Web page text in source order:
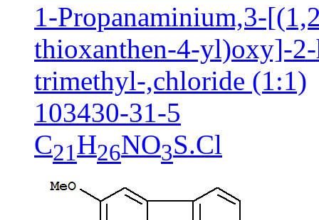
1-Propanaminium,3-
thioxanthen-4-yl)oxy]-
trimethyl-,chloride (1:1)
103430-31-5
C21H26NO3S.Cl